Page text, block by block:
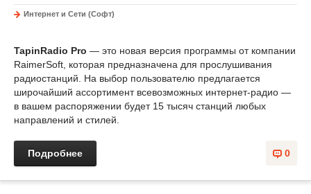
Интернет и Сети (Софт)
TapinRadio Pro — это новая версия программы от компании
RaimerSoft, которая предназначена для прослушивания
радиостанций. На выбор пользователю предлагается
широчайший ассортимент всевозможных интернет-радио —
в вашем распоряжении будет 15 тысяч станций любых
направлений и стилей.
0
Подробнее